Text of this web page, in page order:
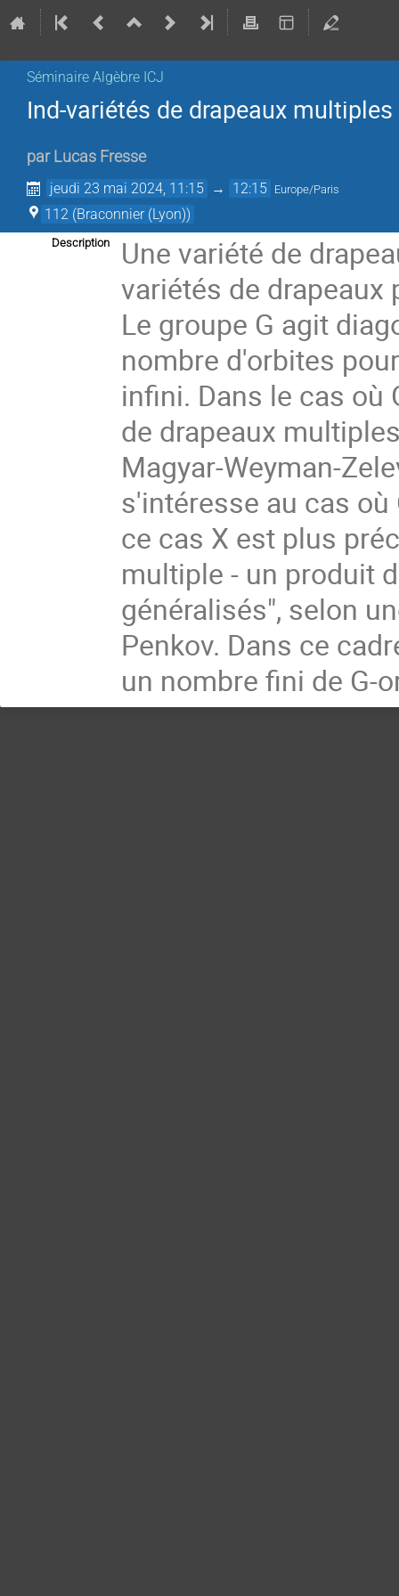
Séminaire Algèbre ICJ
Ind-variétés de drapeaux
par Lucas Fresse
jeudi 23 mai 2024, 11:15 → 12:15 Europe/Paris
112 (Braconnier (Lyon))
Description
Une variété de
variétés de drapeaux
Le groupe G agit
nombre d'orbites
infini. Dans le cas où
de drapeaux
Magyar-Weyman-
s'intéresse au cas
ce cas X est plus
multiple - un produit
généralisés", selon
Penkov. Dans ce
un nombre fini de G-